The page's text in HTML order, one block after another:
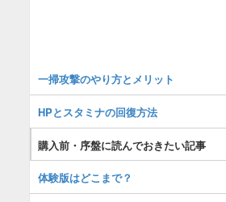
一掃攻撃のやり方とメリット
HPとスタミナの回復方法
購入前・序盤に読んでおきたい記事
体験版はどこまで？